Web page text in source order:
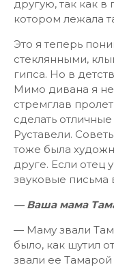
другую, так как в
котором лежала
Это я теперь
стеклянными,
гипса. Но в
Мимо дивана я не
стремглав
сделать
Руставели.
тоже была
друге. Если отец
звуковые письма
— Ваша мама
— Маму звали
было, как шутил
звали ее